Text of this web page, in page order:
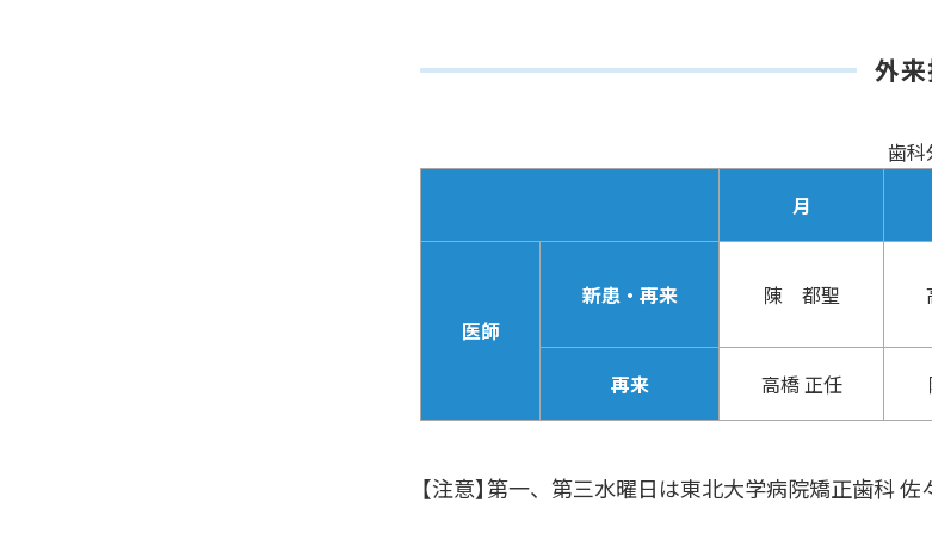
外
歯科
月
医師
新患・再来 陳 都聖
再来 高橋 正任
【注意】第一、第三水曜日は東北大学病院矯正歯科 佐